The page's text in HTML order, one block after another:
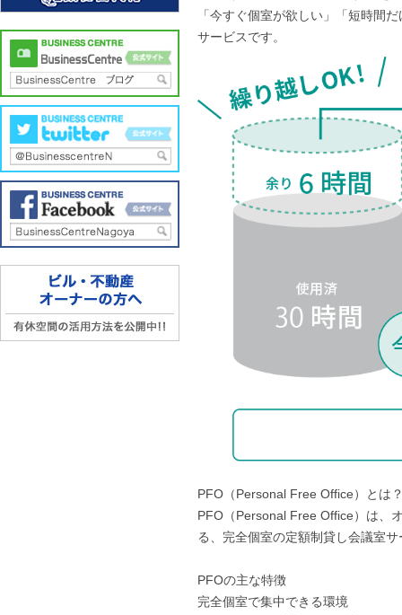
「今すぐ個室が欲しい」「短時間
サービスです。
PFO（Personal Free Office）とは
PFO（Personal Free Office）は、
る、完全個室の定額制貸し会議室
PFOの主な特徴
完全個室で集中できる環境